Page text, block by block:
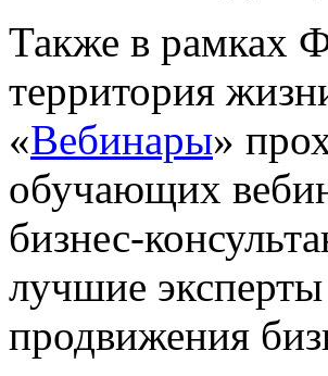
Также в рамках
территория
«Вебинары»
обучающих
бизнес-
лучшие
продвижения